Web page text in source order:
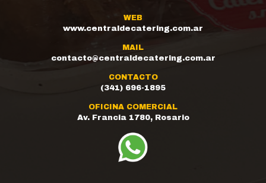
WEB
www.centraldecatering.com.ar
MAIL
contacto@centraldecatering.com.ar
CONTACTO
(341) 696-1895
OFICINA COMERCIAL
Av. Francia 1780, Rosario